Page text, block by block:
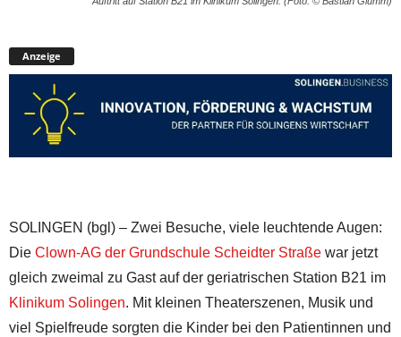
Anzeige
SOLINGEN (bgl) – Zwei Besuche, viele leuchtende Augen:
Die Clown-AG der Grundschule Scheidter Straße war jetzt
gleich zweimal zu Gast auf der geriatrischen Station B21 im
Klinikum Solingen. Mit kleinen Theaterszenen, Musik und
viel Spielfreude sorgten die Kinder bei den Patientinnen und